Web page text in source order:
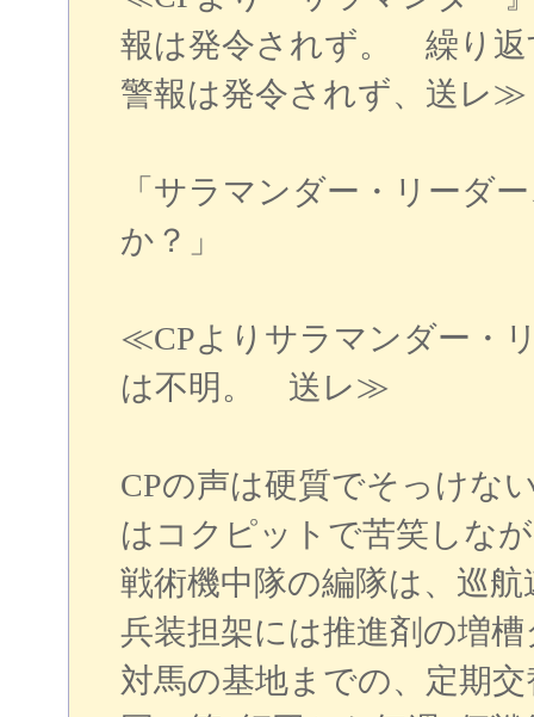
報は発令されず。 繰り返
警報は発令されず、送レ≫
「サラマンダー・リーダ
か？」
≪CPよりサラマンダー・
は不明。 送レ≫
CPの声は硬質でそっけな
はコクピットで苦笑しな
戦術機中隊の編隊は、巡
兵装担架には推進剤の増
対馬の基地までの、定期